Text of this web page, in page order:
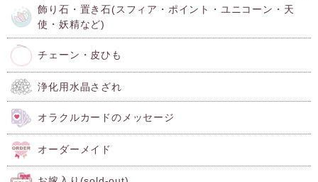
飾り石・置き石(スフィア・ポイント・ユニコーン・天
使・妖精など)
チェーン・皮ひも
浄化用水晶さざれ
オラクルカードのメッセージ
オーダーメイド